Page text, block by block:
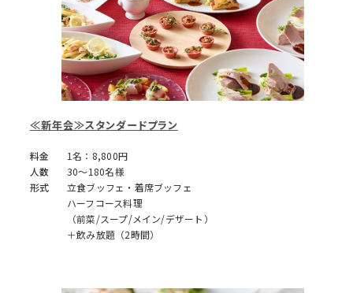
≪新年会≫スタンダードプラン
料金
1名：8,800円
人数
30～180名様
形式
立食ブッフェ・着席ブッフェ
ハーフコース料理
（前菜/スープ/メイン/デザート）
＋飲み放題（2時間）